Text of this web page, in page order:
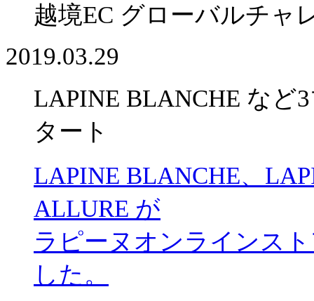
越境EC グローバルチャ
2019.03.29
LAPINE BLANCHE など
タート
LAPINE BLANCHE、
ALLURE が
ラピーヌオンラインス
した。